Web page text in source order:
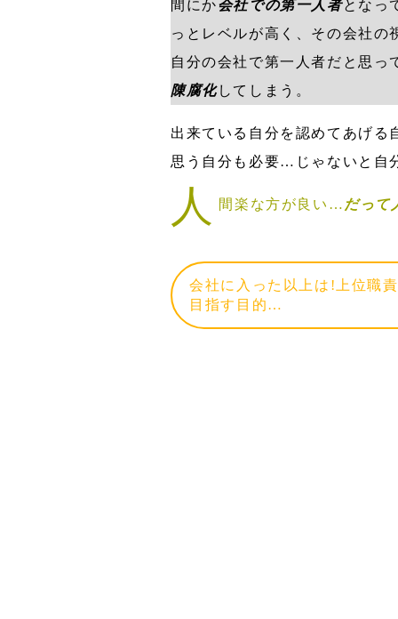
間にか会社での第一人者となっ
っとレベルが高く、その会社
自分の会社で第一人者だと思
陳腐化してしまう。
出来ている自分を認めてあげ
思う自分も必要…じゃないと自
人 間楽な方が良い… だって
会社に入った以上は!上位職
目指す目的…